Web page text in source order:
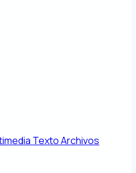
TextoArchivos